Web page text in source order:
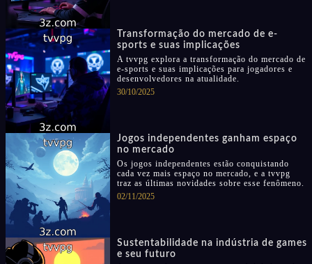
Transformação do mercado de e-
sports e suas implicações
A tvvpg explora a transformação do mercado de
e-sports e suas implicações para jogadores e
desenvolvedores na atualidade.
30/10/2025
Jogos independentes ganham espaço
no mercado
Os jogos independentes estão conquistando
cada vez mais espaço no mercado, e a tvvpg
traz as últimas novidades sobre esse fenômeno.
02/11/2025
Sustentabilidade na indústria de games
e seu futuro